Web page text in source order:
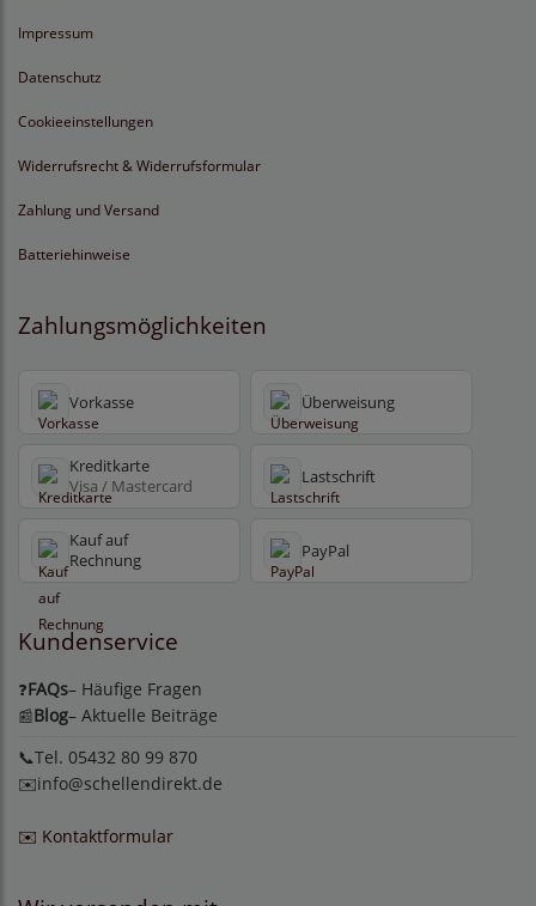
Impressum
Datenschutz
Cookieeinstellungen
Widerrufsrecht & Widerrufsformular
Zahlung und Versand
Batteriehinweise
Zahlungsmöglichkeiten
Vorkasse Überweisung
Kreditkarte
Visa / Mastercard Lastschrift
Kauf auf
Rechnung
PayPal
Kundenservice
❓FAQs– Häufige Fragen
📰Blog– Aktuelle Beiträge
📞Tel. 05432 80 99 870
✉️info@schellendirekt.de
✉️ Kontaktformular